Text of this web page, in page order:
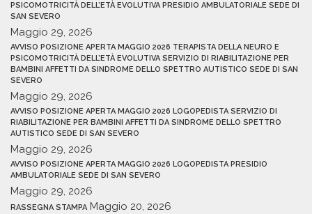
PSICOMOTRICITÀ DELL’ETÀ EVOLUTIVA PRESIDIO AMBULATORIALE SEDE DI
SAN SEVERO
Maggio 29, 2026
AVVISO POSIZIONE APERTA MAGGIO 2026 TERAPISTA DELLA NEURO E
PSICOMOTRICITÀ DELL’ETÀ EVOLUTIVA SERVIZIO DI RIABILITAZIONE PER
BAMBINI AFFETTI DA SINDROME DELLO SPETTRO AUTISTICO SEDE DI SAN
SEVERO
Maggio 29, 2026
AVVISO POSIZIONE APERTA MAGGIO 2026 LOGOPEDISTA SERVIZIO DI
RIABILITAZIONE PER BAMBINI AFFETTI DA SINDROME DELLO SPETTRO
AUTISTICO SEDE DI SAN SEVERO
Maggio 29, 2026
AVVISO POSIZIONE APERTA MAGGIO 2026 LOGOPEDISTA PRESIDIO
AMBULATORIALE SEDE DI SAN SEVERO
Maggio 29, 2026
RASSEGNA STAMPA Maggio 20, 2026